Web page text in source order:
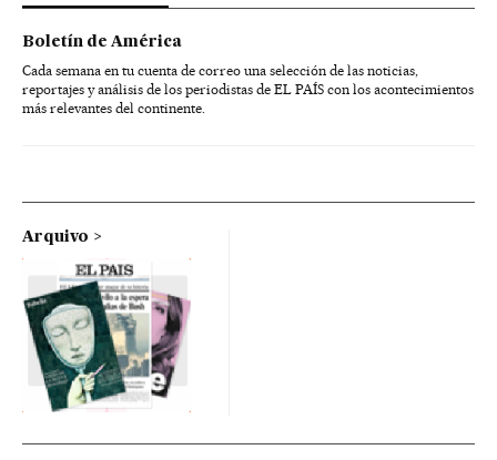
Boletín de América
Cada semana en tu cuenta de correo una selección de las noticias,
reportajes y análisis de los periodistas de EL PAÍS con los acontecimientos
más relevantes del continente.
Arquivo